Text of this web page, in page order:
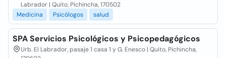
Labrador | Quito, Pichincha, 170502
Medicina
Psicólogos salud
SPA Servicios Psicológicos y Psicopedagógicos
Urb. El Labrador, pasaje 1 casa 1 y G. Enesco | Quito, Pichincha,